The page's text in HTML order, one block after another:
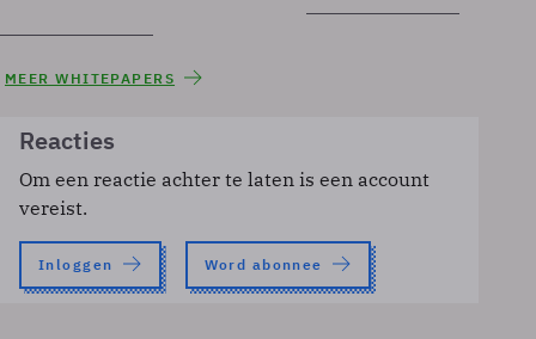
MEER WHITEPAPERS
Reacties
Om een reactie achter te laten is een account
vereist.
Inloggen Word abonnee